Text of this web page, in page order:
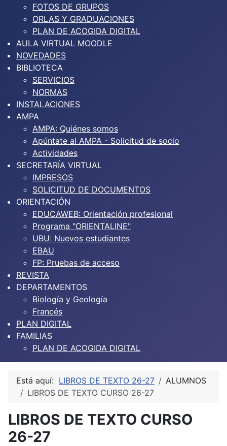
FOTOS DE GRUPOS
ORLAS Y GRADUACIONES
PLAN DE ACOGIDA DIGITAL
AULA VIRTUAL MOODLE
NOVEDADES
BIBLIOTECA
SERVICIOS
NORMAS
INSTALACIONES
AMPA
AMPA: Quiénes somos
Apúntate al AMPA - Solicitud de socio
Actividades
SECRETARÍA VIRTUAL
IMPRESOS
SOLICITUD DE DOCUMENTOS
ORIENTACIÓN
EDUCAWEB: Orientación profesional
Programa "ORIENTALINE"
UBU: Nuevos estudiantes
EBAU
FP: Pruebas de acceso
REVISTA
DEPARTAMENTOS
Biología y Geología
Francés
PLAN DIGITAL
FAMILIAS
PLAN DE ACOGIDA DIGITAL
Está aquí: LIBROS DE TEXTO 26-27
ALUMNOS
LIBROS DE TEXTO CURSO 26-27
LIBROS DE TEXTO CURSO
26-27